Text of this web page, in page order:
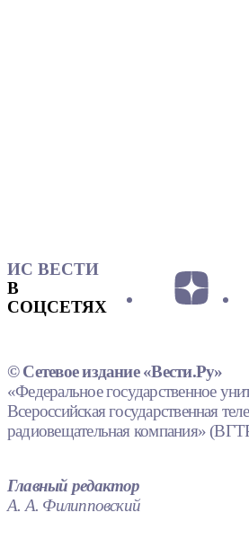
ИС ВЕСТИ
В
СОЦСЕТЯХ
© Сетевое издание «Вести.Ру»
«Федеральное государственное
Всероссийская государственная
радиовещательная компания»
Главный редактор
А. А. Филипповский